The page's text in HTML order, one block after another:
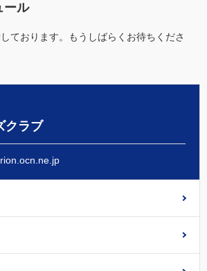
ール
ております。もうしばらくお待ちくださ
クラブ